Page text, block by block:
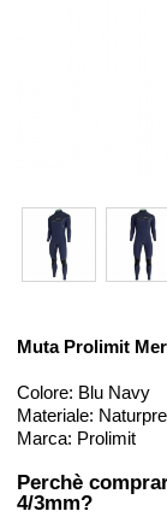
Muta Prolimit
Colore: Blu Navy
Materiale:
Marca: Prolimit
Perchè
4/3mm?